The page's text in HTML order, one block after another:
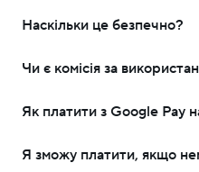
Наскільки це безпечно?
Чи є комісія за
Як платити з Google Pay
Я зможу платити, якщо